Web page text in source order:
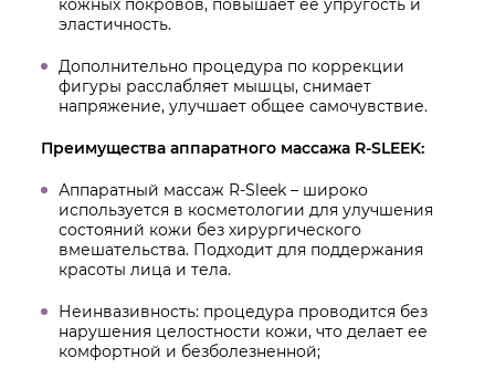
кожных покровов, повышает ее упругость и
эластичность.
Дополнительно процедура по коррекции
фигуры расслабляет мышцы, снимает
напряжение, улучшает общее самочувствие.
Преимущества аппаратного массажа R-SLEEK:
Аппаратный массаж R-Sleek – широко
используется в косметологии для улучшения
состояний кожи без хирургического
вмешательства. Подходит для поддержания
красоты лица и тела.
Неинвазивность: процедура проводится без
нарушения целостности кожи, что делает ее
комфортной и безболезненной;